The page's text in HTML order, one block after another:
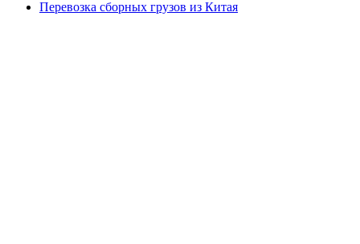
Перевозка сборных грузов из Китая